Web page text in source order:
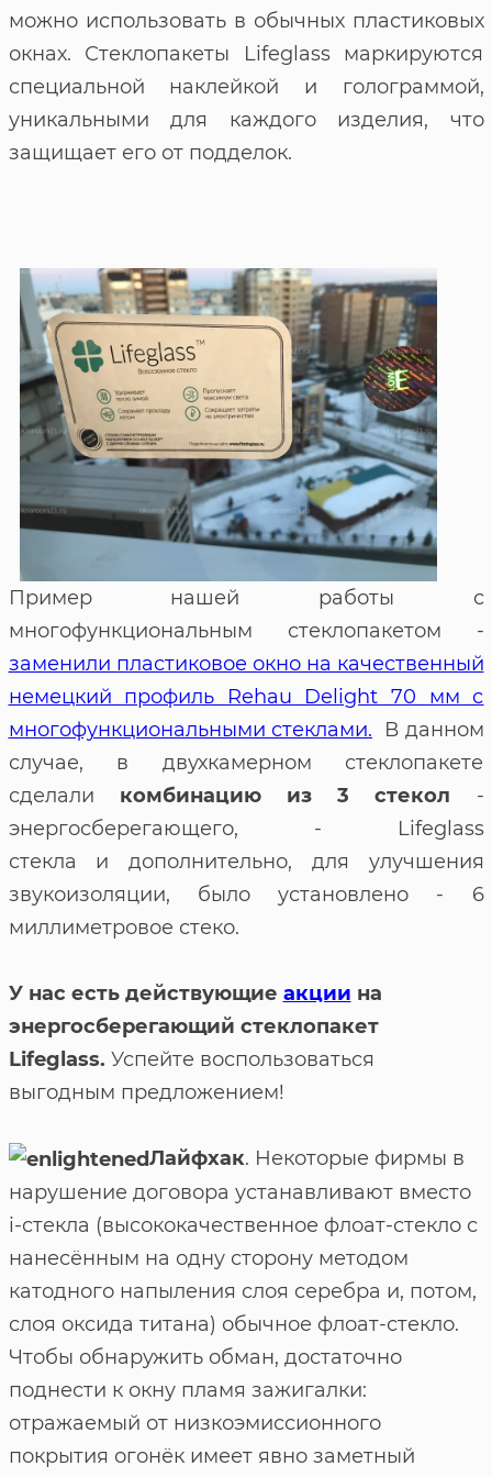
можно использовать в обычных пластиковых
окнах. Стеклопакеты Lifeglass маркируются
специальной наклейкой и голограммой,
уникальными для каждого изделия, что
защищает его от подделок.
Пример нашей работы с
многофункциональным стеклопакетом -
заменили пластиковое окно на качественный
немецкий профиль Rehau Delight 70 мм с
многофункциональными стеклами. В данном
случае, в двухкамерном стеклопакете
сделали комбинацию из 3 стекол -
энергосберегающего, - Lifeglass
стекла и дополнительно, для улучшения
звукоизоляции, было установлено - 6
миллиметровое стеко.
У нас есть действующие акции на
энергосберегающий стеклопакет
Lifeglass. Успейте воспользоваться
выгодным предложением!
Лайфхак. Некоторые фирмы в
нарушение договора устанавливают вместо
i-стекла (высококачественное флоат-стекло с
нанесённым на одну сторону методом
катодного напыления слоя серебра и, потом,
слоя оксида титана) обычное флоат-стекло.
Чтобы обнаружить обман, достаточно
поднести к окну пламя зажигалки:
отражаемый от низкоэмиссионного
покрытия огонёк имеет явно заметный